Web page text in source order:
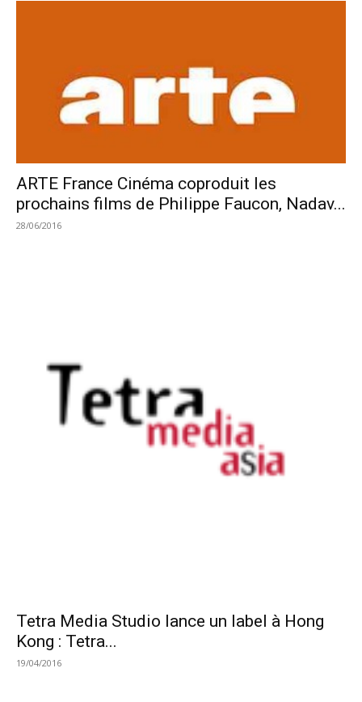
ARTE France Cinéma coproduit les
prochains films de Philippe Faucon, Nadav...
28/06/2016
Tetra Media Studio lance un label à Hong
Kong : Tetra...
19/04/2016